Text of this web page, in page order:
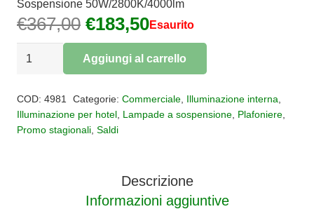
Sospensione 50W/2800K/4000lm
€367,00 Il
prezzo
originale
€367,00.
€183,50Il
prezzo
attuale
€183,50.
Esaurito
Sospensione
LED
Nur
Aggiungi al carrello
COD: 4981 Categorie: Commerciale, Illuminazione interna
Illuminazione per hotel Lampade a sospensione Plafoniere
Promo stagionali Saldi
Descrizione
Informazioni aggiuntive